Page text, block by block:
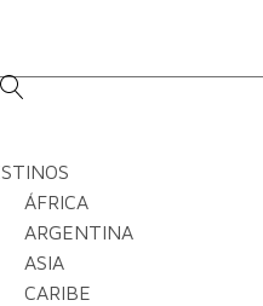
ÁFRICA
ARGENTINA
ASIA
CARIBE